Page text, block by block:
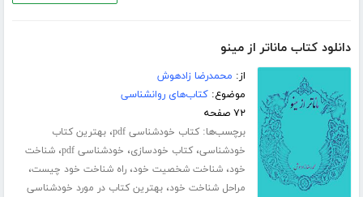
دانلود کتاب ماناتر از مینو
از: محمدرضا زادهوش
موضوع:کتاب‌های روانشناسی
۷۲ صفحه
برچسب‌ها:کتاب خودشناسی pdf ،بهترین کتاب
خودشناسی،کتاب خودسازی، خودشناسی pdf ،شناخت
خود،شناخت شخصیت خود،راه شناخت خود چیست،
مراحل شناخت خود،بهترین کتاب در مورد خودشناسی